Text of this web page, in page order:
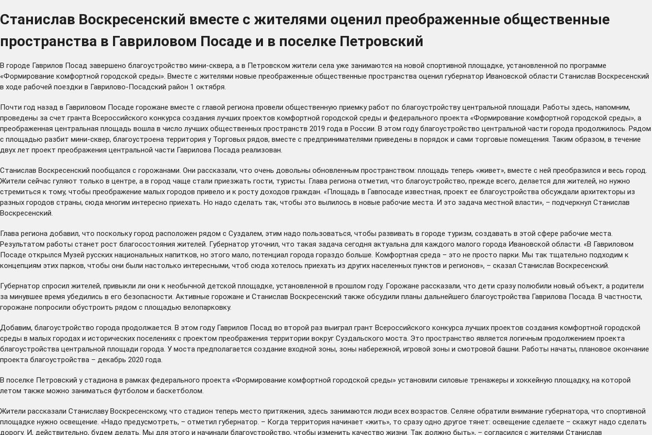
Станислав Воскресенский вместе с жителями оценил преображенные общественные
пространства в Гавриловом Посаде и в поселке Петровский
В городе Гаврилов Посад завершено благоустройство мини-сквера, а в Петровском жители села уже занимаются на новой спортивной площадке, установленной по программе
«Формирование комфортной городской среды». Вместе с жителями новые преображенные общественные пространства оценил губернатор Ивановской области Станислав Воскресенский
в ходе рабочей поездки в Гаврилово-Посадский район 1 октября.
Почти год назад в Гавриловом Посаде горожане вместе с главой региона провели общественную приемку работ по благоустройству центральной площади. Работы здесь, напомним,
проведены за счет гранта Всероссийского конкурса создания лучших проектов комфортной городской среды и федерального проекта «Формирование комфортной городской среды», а
преображенная центральная площадь вошла в число лучших общественных пространств 2019 года в России. В этом году благоустройство центральной части города продолжилось. Рядом
с площадью разбит мини-сквер, благоустроена территория у Торговых рядов, вместе с предпринимателями приведены в порядок и сами торговые помещения. Таким образом, в течение
двух лет проект преображения центральной части Гаврилова Посада реализован.
Станислав Воскресенский пообщался с горожанами. Они рассказали, что очень довольны обновленным пространством: площадь теперь «живет», вместе с ней преобразился и весь город.
Жители сейчас гуляют только в центре, а в город чаще стали приезжать гости, туристы. Глава региона отметил, что благоустройство, прежде всего, делается для жителей, но нужно
стремиться к тому, чтобы преображение малых городов привело и к росту доходов граждан. «Площадь в Гавпосаде известная, проект ее благоустройства обсуждали архитекторы из
разных городов страны, сюда многим интересно приехать. Но надо сделать так, чтобы это вылилось в новые рабочие места. И это задача местной власти», – подчеркнул Станислав
Воскресенский.
Глава региона добавил, что поскольку город расположен рядом с Суздалем, этим надо пользоваться, чтобы развивать в городе туризм, создавать в этой сфере рабочие места.
Результатом работы станет рост благосостояния жителей. Губернатор уточнил, что такая задача сегодня актуальна для каждого малого города Ивановской области. «В Гавриловом
Посаде открылся Музей русских национальных напитков, но этого мало, потенциал города гораздо больше. Комфортная среда – это не просто парки. Мы так тщательно подходим к
концепциям этих парков, чтобы они были настолько интересными, чтоб сюда хотелось приехать из других населенных пунктов и регионов», – сказал Станислав Воскресенский.
Губернатор спросил жителей, привыкли ли они к необычной детской площадке, установленной в прошлом году. Горожане рассказали, что дети сразу полюбили новый объект, а родители
за минувшее время убедились в его безопасности. Активные горожане и Станислав Воскресенский также обсудили планы дальнейшего благоустройства Гаврилова Посада. В частности,
горожане попросили обустроить рядом с площадью велопарковку.
Добавим, благоустройство города продолжается. В этом году Гаврилов Посад во второй раз выиграл грант Всероссийского конкурса лучших проектов создания комфортной городской
среды в малых городах и исторических поселениях с проектом преображения территории вокруг Суздальского моста. Это пространство является логичным продолжением проекта
благоустройства центральной площади города. У моста предполагается создание входной зоны, зоны набережной, игровой зоны и смотровой башни. Работы начаты, плановое окончание
проекта благоустройства – декабрь 2020 года.
В поселке Петровский у стадиона в рамках федерального проекта «Формирование комфортной городской среды» установили силовые тренажеры и хоккейную площадку, на которой
летом также можно заниматься футболом и баскетболом.
Жители рассказали Станиславу Воскресенскому, что стадион теперь место притяжения, здесь занимаются люди всех возрастов. Селяне обратили внимание губернатора, что спортивной
площадке нужно освещение. «Надо предусмотреть, – отметил губернатор. – Когда территория начинает «жить», то сразу одно другое тянет: освещение сделаете – скажут надо сделать
дорогу. И, действительно, будем делать. Мы для этого и начинали благоустройство, чтобы изменить качество жизни. Так должно быть», – согласился с жителями Станислав